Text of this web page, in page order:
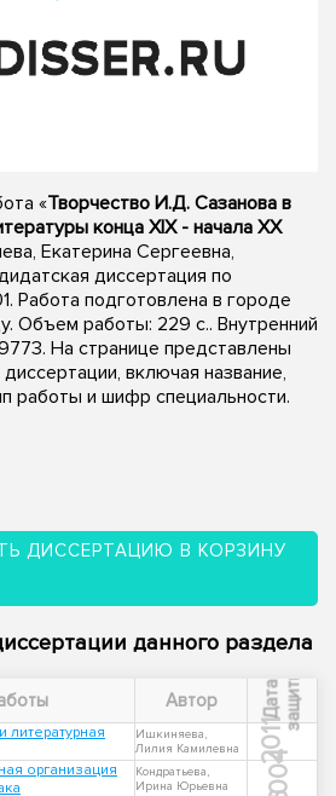
«Творчество И.Д. Сазанова в
конца XIX - начала XX
Екатерина Сергеевна,
диссертация по
Работа подготовлена в городе
Объем работы: 229 с.. Внутренний
На странице представлены
включая название,
работы и шифр специальности.
ДИССЕРТАЦИЮ В КОРЗИНУ
данного раздела
Автор Д
а
т
а
з
а
щ
и
ты
литературная
Ишкиняева,
Лилия Камилевна
2011
организация
Кондратьева,
Ирина Юрьевна
2004